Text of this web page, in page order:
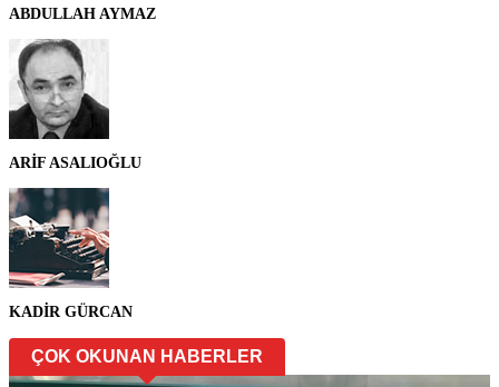
ABDULLAH AYMAZ
ARİF ASALIOĞLU
KADİR GÜRCAN
ÇOK OKUNAN HABERLER